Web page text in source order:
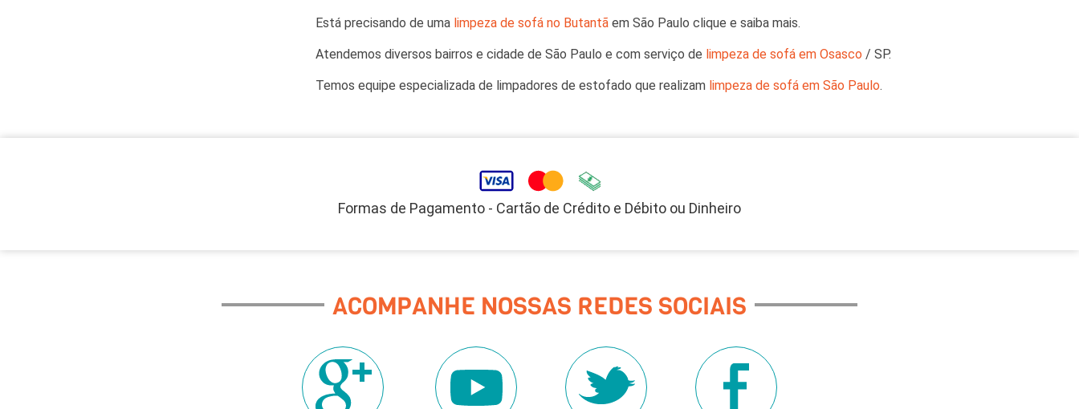
Está precisando de uma limpeza de sofá no Butantã em São Paulo clique e saiba mais.
Atendemos diversos bairros e cidade de São Paulo e com serviço de limpeza de sofá em Osasco / SP.
Temos equipe especializada de limpadores de estofado que realizam limpeza de sofá em São Paulo.
Formas de Pagamento - Cartão de Crédito e Débito ou Dinheiro
ACOMPANHE NOSSAS REDES SOCIAIS